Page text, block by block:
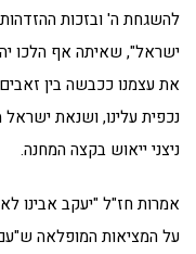
להשגחת ה' ובזכות
ישראל", שאיתה אף הלכו
את עצמנו ככבשה בין
נכפית עלינו, ושנאת ישראל
ניצני ייאוש בקצה המחנה.
אמרות חז"ל "יעקב אבינו
על המציאות המופלאה